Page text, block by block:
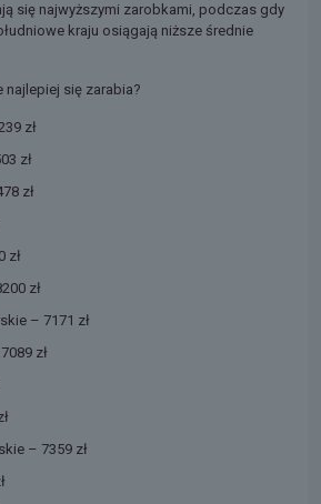
się najwyższymi zarobkami, podczas gdy
kraju osiągają niższe średnie
się zarabia?
zł
zł
zł
zł
zł
– 7171 zł
zł
– 7359 zł